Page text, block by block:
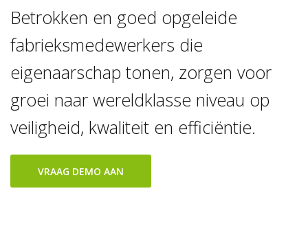
Betrokken en goed opgeleide
fabrieksmedewerkers die
eigenaarschap tonen, zorgen voor
groei naar wereldklasse niveau op
veiligheid, kwaliteit en efficiëntie.
VRAAG DEMO AAN